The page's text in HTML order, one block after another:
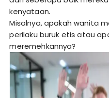
kenyataan.
Misalnya, apakah wanita
perilaku buruk etis atau
meremehkannya?